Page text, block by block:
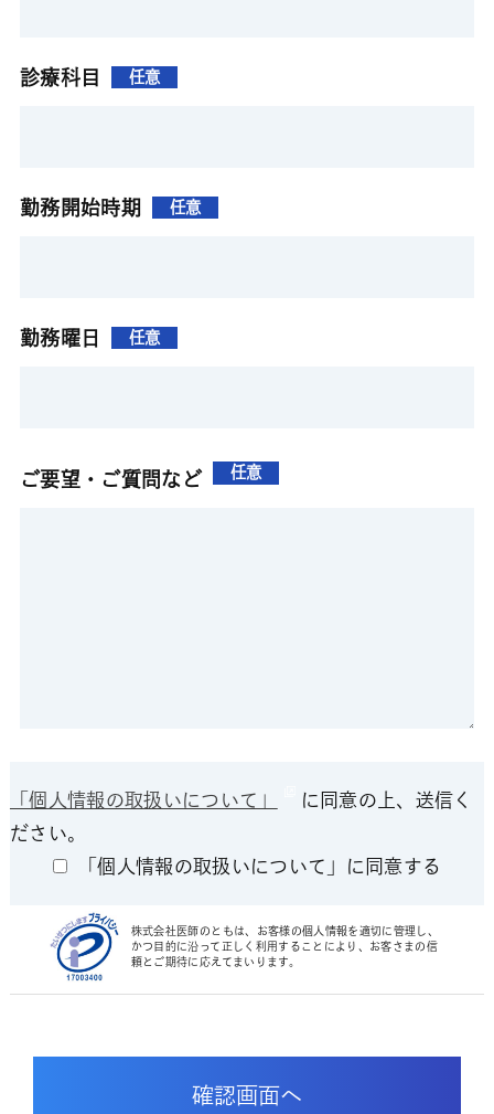
診療科目 任意
勤務開始時期 任意
勤務曜日 任意
ご要望・ご質問など 任意
「個人情報の取扱いについて」
に同意の上、送信く
ださい。
「個人情報の取扱いについて」に同意する
株式会社医師のともは、お客様の個人情報を適切に管理し、
かつ目的に沿って正しく利用することにより、お客さまの信
頼とご期待に応えてまいります。